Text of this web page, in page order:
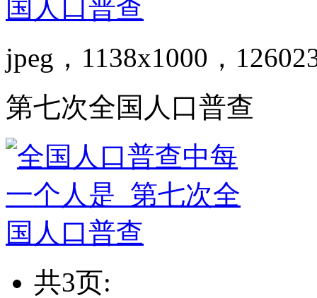
jpeg，1138x1000，
第七次全国人口普查
共3页: